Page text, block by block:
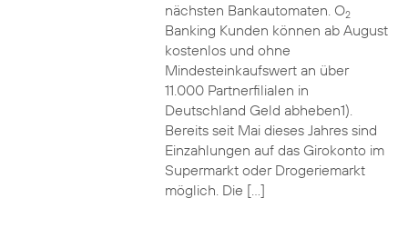
nächsten Bankautomaten. O2
Banking Kunden können ab August
kostenlos und ohne
Mindesteinkaufswert an über
11.000 Partnerfilialen in
Deutschland Geld abheben1).
Bereits seit Mai dieses Jahres sind
Einzahlungen auf das Girokonto im
Supermarkt oder Drogeriemarkt
möglich. Die […]